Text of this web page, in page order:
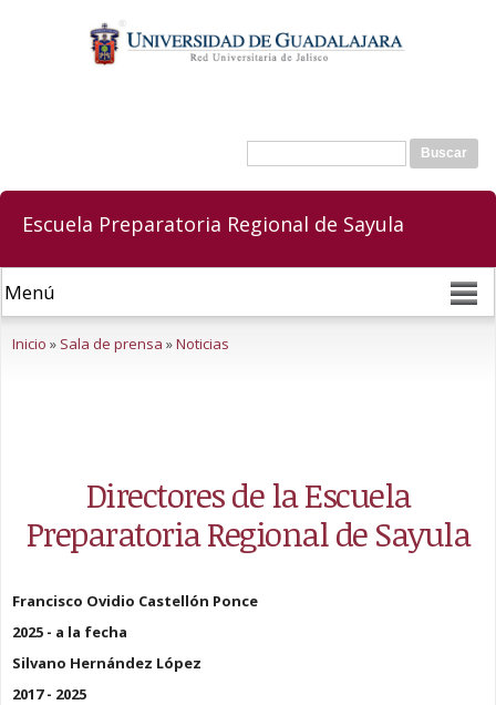
contenido
principal
Formulario de búsqueda
Buscar
Escuela Preparatoria Regional de Sayula
Inicio » Sala de prensa »Noticias
Directores de la Escuela
Preparatoria Regional de Sayula
Francisco Ovidio Castellón Ponce
2025 - a la fecha
Silvano Hernández López
2017 - 2025